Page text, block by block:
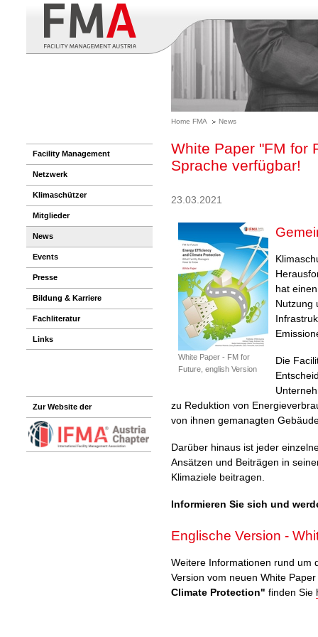
Home FMA News
Facility Management
Netzwerk
Klimaschützer
Mitglieder
News
Events
Presse
Bildung & Karriere
Fachliteratur
Links
Zur Website der
White Paper "FM for
Sprache verfügbar!
23.03.2021
White Paper - FM for
Future, english Version
hat
Nutzung
Die
zu Reduktion von
von ihnen gemanagten
Darüber hinaus ist jeder
Ansätzen und Beiträgen in
Klimaziele beitragen.
Informieren Sie sich und
Englische Version -
Weitere Informationen rund um
Version vom neuen White Paper
Climate Protection" finden Sie